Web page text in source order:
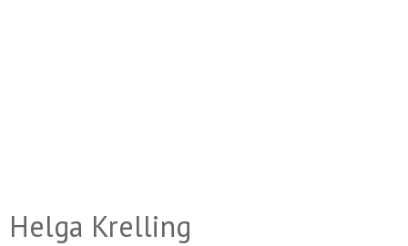
Helga Krelling